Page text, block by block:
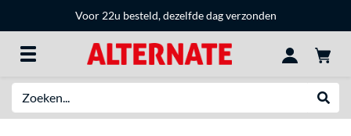
Voor 22u besteld, dezelfde dag verzonden